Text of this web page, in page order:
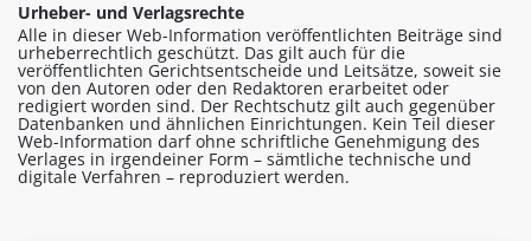
Urheber- und Verlagsrechte
Alle in dieser Web-Information veröffentlichten Beiträge sind
urheberrechtlich geschützt. Das gilt auch für die
veröffentlichten Gerichtsentscheide und Leitsätze, soweit sie
von den Autoren oder den Redaktoren erarbeitet oder
redigiert worden sind. Der Rechtschutz gilt auch gegenüber
Datenbanken und ähnlichen Einrichtungen. Kein Teil dieser
Web-Information darf ohne schriftliche Genehmigung des
Verlages in irgendeiner Form – sämtliche technische und
digitale Verfahren – reproduziert werden.